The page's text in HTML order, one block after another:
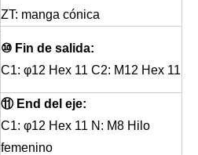
ZT: manga cónica
⑩ Fin de salida:
C1: φ12 Hex 11 C2: M12 Hex 11
⑪ End del eje:
C1: φ12 Hex 11 N: M8 Hilo
femenino